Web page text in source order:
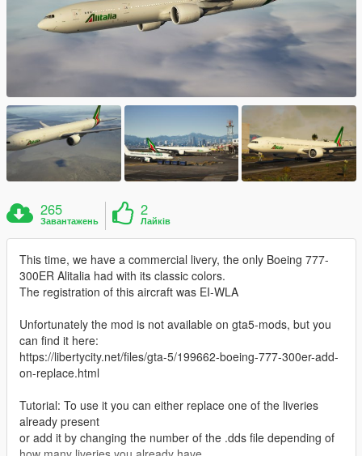
265
Завантажень
2
Лайків
This time, we have a commercial livery, the only Boeing 777-
300ER Alitalia had with its classic colors.
The registration of this aircraft was EI-WLA
Unfortunately the mod is not available on gta5-mods, but you
can find it here:
https://libertycity.net/files/gta-5/199662-boeing-777-300er-add-
on-replace.html
Tutorial: To use it you can either replace one of the liveries
already present
or add it by changing the number of the .dds file depending of